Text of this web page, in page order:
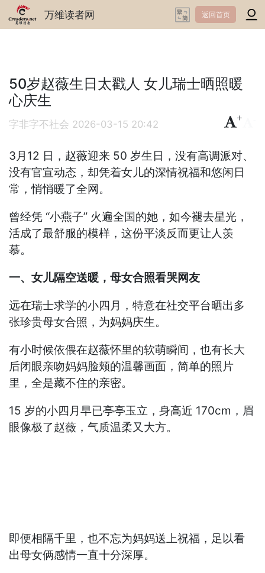
万维读者网 返回首页
50岁赵薇生日太戳人 女儿瑞士晒照暖
心庆生
字非字不社会 2026-03-15 20:42
+
3月12 日，赵薇迎来 50 岁生日，没有高调派对、
没有官宣动态，却凭着女儿的深情祝福和悠闲日
常，悄悄暖了全网。
曾经凭 “小燕子” 火遍全国的她，如今褪去星光，
活成了最舒服的模样，这份平淡反而更让人羡
慕。
一、女儿隔空送暖，母女合照看哭网友
远在瑞士求学的小四月，特意在社交平台晒出多
张珍贵母女合照，为妈妈庆生。
有小时候依偎在赵薇怀里的软萌瞬间，也有长大
后闭眼亲吻妈妈脸颊的温馨画面，简单的照片
里，全是藏不住的亲密。
15 岁的小四月早已亭亭玉立，身高近 170cm，眉
眼像极了赵薇，气质温柔又大方。
即便相隔千里，也不忘为妈妈送上祝福，足以看
出母女俩感情一直十分深厚。